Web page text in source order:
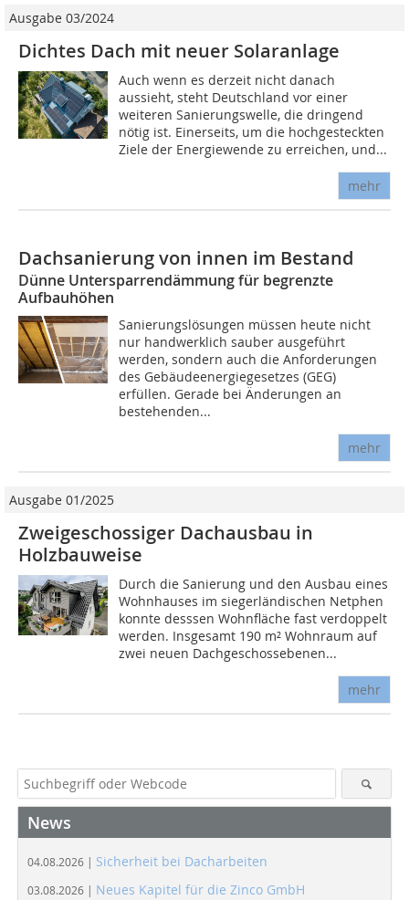
Ausgabe 03/2024
Dichtes Dach mit neuer Solaranlage
Auch wenn es derzeit nicht danach
aussieht, steht Deutschland vor einer
weiteren Sanierungswelle, die dringend
nötig ist. Einerseits, um die hochgesteckten
Ziele der Energiewende zu erreichen, und...
mehr
Dachsanierung von innen im Bestand
Dünne Untersparrendämmung für begrenzte
Aufbauhöhen
Sanierungslösungen müssen heute nicht
nur handwerklich sauber ausgeführt
werden, sondern auch die Anforderungen
des Gebäudeenergiegesetzes (GEG)
erfüllen. Gerade bei Änderungen an
bestehenden...
mehr
Ausgabe 01/2025
Zweigeschossiger Dachausbau in
Holzbauweise
Durch die Sanierung und den Ausbau eines
Wohnhauses im siegerländischen Netphen
konnte desssen Wohnfläche fast verdoppelt
werden. Insgesamt 190 m² Wohnraum auf
zwei neuen Dachgeschossebenen...
mehr
News
04.08.2026 | Sicherheit bei Dacharbeiten
03.08.2026 | Neues Kapitel für die Zinco GmbH